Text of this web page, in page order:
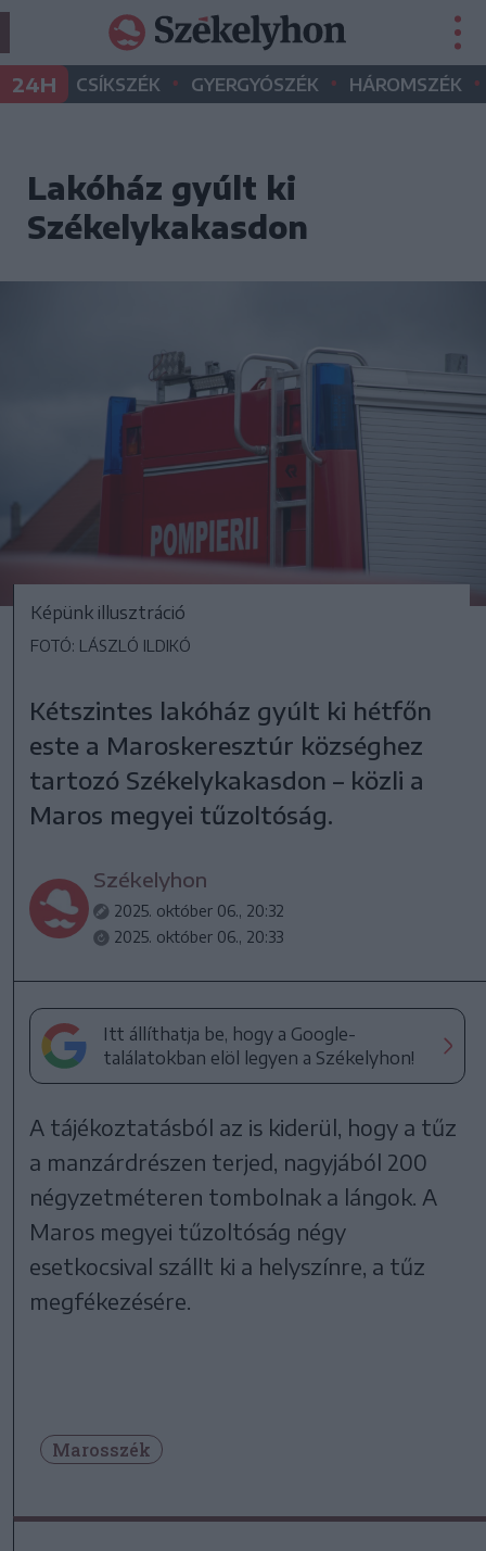
24H CSÍKSZÉK • GYERGYÓSZÉK • HÁROMSZÉK •
Lakóház gyúlt ki
Székelykakasdon
Képünk illusztráció
FOTÓ: LÁSZLÓ ILDIKÓ
Kétszintes lakóház gyúlt ki hétfőn
este a Maroskeresztúr községhez
tartozó Székelykakasdon – közli a
Maros megyei tűzoltóság.
Székelyhon
2025. október 06., 20:32
2025. október 06., 20:33
Itt állíthatja be, hogy a Google-
találatokban elöl legyen a Székelyhon!
A tájékoztatásból az is kiderül, hogy a tűz
a manzárdrészen terjed, nagyjából 200
négyzetméteren tombolnak a lángok. A
Maros megyei tűzoltóság négy
esetkocsival szállt ki a helyszínre, a tűz
megfékezésére.
Marosszék